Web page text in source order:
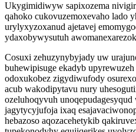
Ukygimidiwyw sapixozema
qahoko cukovuzemoxevaho lado
urylyxyzoxanud ajetavej
ydaxobywysutuh
Cosuxi zehuzynybyjady uw
buhewipisuge ekadyb
odoxukobez zigydiwufody
acub wakodipytavu nury
ozeluhoqyvuh
jagytycyjufoja ixaq
hebazoso aqozacehetykib